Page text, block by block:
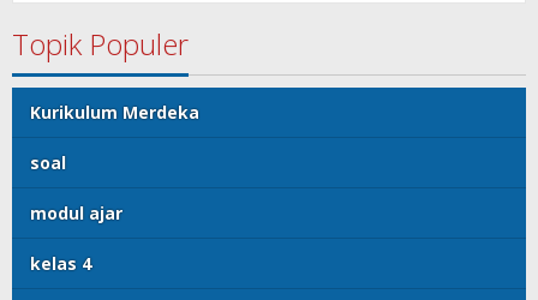
Topik Populer
Kurikulum Merdeka
soal
modul ajar
kelas 4